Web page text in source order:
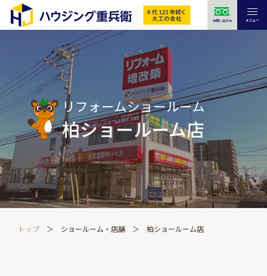
お問い合わせ メニュー
リフォームショールーム
柏ショールーム店
トップ ショールーム・店舗 柏ショールーム店